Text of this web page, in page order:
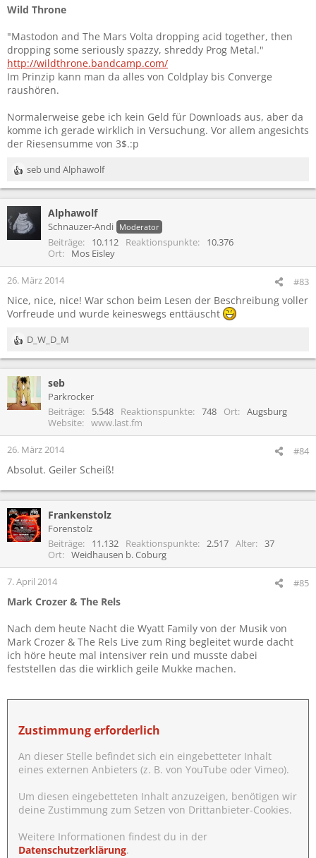
Wild Throne
"Mastodon and The Mars Volta dropping acid together, then
dropping some seriously spazzy, shreddy Prog Metal."
http://wildthrone.bandcamp.com/
Im Prinzip kann man da alles von Coldplay bis Converge
raushören.
Normalerweise gebe ich kein Geld für Downloads aus, aber da
komme ich gerade wirklich in Versuchung. Vor allem angesichts
der Riesensumme von 3$.:p
R
e
t
i
n
e
:
seb und Alphawolf
Alphawolf
Schnauzer-Andi Moderator
Beiträge 10.112 Reaktionspunkte
10.376
Ort
Mos Eisley
26. März 2014 #83
Nice, nice, nice! War schon beim Lesen der Beschreibung voller
Vorfreude und wurde keineswegs enttäuscht
R
e
k
t
i
n
e
:
D_W_D_M
seb
Parkrocker
Beiträge
5.548 Reaktionspunkte 748 Ort
Augsburg
Website
www.last.fm
26. März 2014 #84
Absolut. Geiler Scheiß!
Frankenstolz
Forenstolz
Beiträge
11.132 Reaktionspunkte 2.517 Alter
37
Ort
Weidhausen b. Coburg
7. April 2014 #85
Mark Crozer & The Rels
Nach dem heute Nacht die Wyatt Family von der Musik von
Mark Crozer & The Rels Live zum Ring begleitet wurde dacht
ich höre heute mal intensiver rein und musste dabei
feststellen das die wirklich geile Mukke machen.
Zustimmung erforderlich
An dieser Stelle befindet sich ein eingebetteter Inhalt
eines externen Anbieters (z. B. von YouTube oder Vimeo).
Um diesen eingebetteten Inhalt anzuzeigen, benötigen wir
deine Zustimmung zum Setzen von Drittanbieter-Cookies.
Weitere Informationen findest du in der
Datenschutzerklärung.